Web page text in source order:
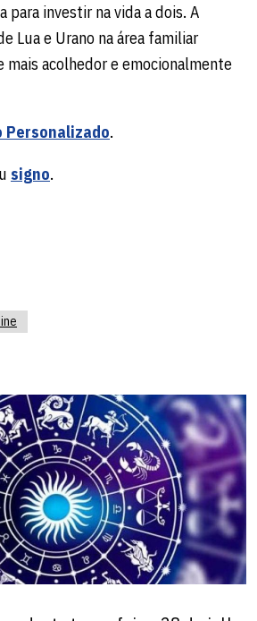
para investir na vida a dois. A
Lua e Urano na área familiar
mais acolhedor e emocionalmente
Personalizado.
signo.